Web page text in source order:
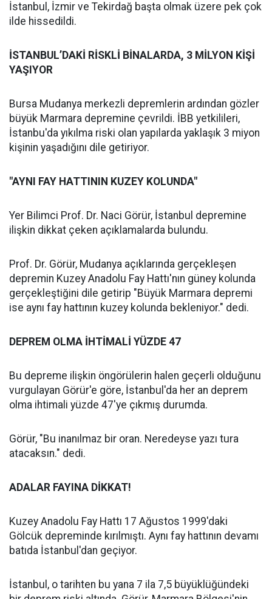
İstanbul, İzmir ve Tekirdağ başta olmak üzere pek çok
ilde hissedildi.
İSTANBUL’DAKİ RİSKLİ BİNALARDA, 3 MİLYON KİŞİ
YAŞIYOR
Bursa Mudanya merkezli depremlerin ardından gözler
büyük Marmara depremine çevrildi. İBB yetkilileri,
İstanbu'da yıkılma riski olan yapılarda yaklaşık 3 miyon
kişinin yaşadığını dile getiriyor.
"AYNI FAY HATTININ KUZEY KOLUNDA"
Yer Bilimci Prof. Dr. Naci Görür, İstanbul depremine
ilişkin dikkat çeken açıklamalarda bulundu.
Prof. Dr. Görür, Mudanya açıklarında gerçekleşen
depremin Kuzey Anadolu Fay Hattı'nın güney kolunda
gerçekleştiğini dile getirip "Büyük Marmara depremi
ise aynı fay hattının kuzey kolunda bekleniyor." dedi.
DEPREM OLMA İHTİMALİ YÜZDE 47
Bu depreme ilişkin öngörülerin halen geçerli olduğunu
vurgulayan Görür'e göre, İstanbul'da her an deprem
olma ihtimali yüzde 47'ye çıkmış durumda.
Görür, "Bu inanılmaz bir oran. Neredeyse yazı tura
atacaksın." dedi.
ADALAR FAYINA DİKKAT!
Kuzey Anadolu Fay Hattı 17 Ağustos 1999'daki
Gölcük depreminde kırılmıştı. Aynı fay hattının devamı
batıda İstanbul'dan geçiyor.
İstanbul, o tarihten bu yana 7 ila 7,5 büyüklüğündeki